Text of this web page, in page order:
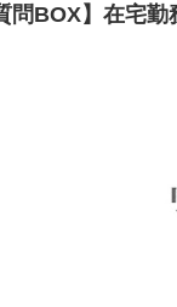
問BOX】在宅